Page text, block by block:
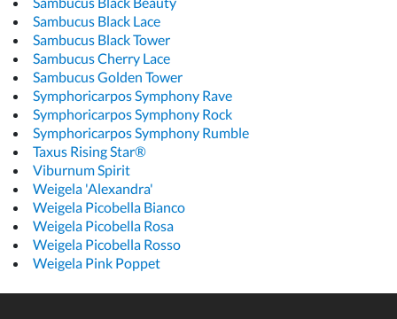
Sambucus Black Lace
Sambucus Black Tower
Sambucus Cherry Lace
Sambucus Golden Tower
Symphoricarpos Symphony Rave
Symphoricarpos Symphony Rock
Symphoricarpos Symphony Rumble
Taxus Rising Star®
Viburnum Spirit
Weigela 'Alexandra'
Weigela Picobella Bianco
Weigela Picobella Rosa
Weigela Picobella Rosso
Weigela Pink Poppet